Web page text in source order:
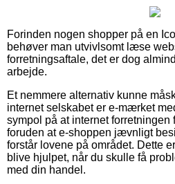
Forinden nogen shopper på en
behøver man utvivlsomt læse
forretningsaftale, det er dog
arbejde.
Et nemmere alternativ kunne
internet selskabet er e-mærket
sympol på at internet forretningen
foruden at e-shoppen jævnligt
forstår lovene på området. Dette
blive hjulpet, når du skulle få
med din handel.